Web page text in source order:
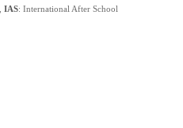
IAS: International After School